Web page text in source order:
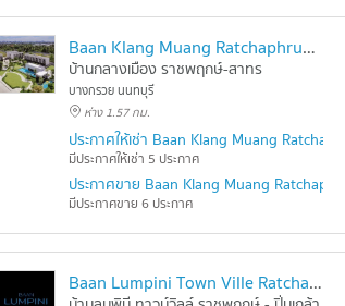
Baan Klang Muang Ratchaphruek-Sathorn
บ้านกลางเมือง ราชพฤกษ์-สาทร
บางกรวย นนทบุรี
ห่าง 1.57 กม.
ประกาศให้เช่า Baan Klang Muang
มีประกาศให้เช่า 5 ประกาศ
ประกาศขาย Baan Klang Muang
มีประกาศขาย 6 ประกาศ
Baan Lumpini Town Ville Ratchaphruek - Pinklao (Phase 3)